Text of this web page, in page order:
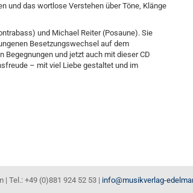
und das wortlose Verstehen über Töne, Klänge
und Michael Reiter (Posaune). Sie
Besetzungswechsel auf dem
Begegnungen und jetzt auch mit dieser CD
– mit viel Liebe gestaltet und im
Tel.: +49 (0)881 924 52 53 | info@musikverlag-